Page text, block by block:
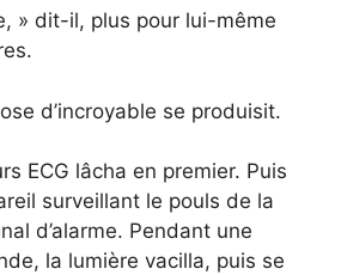
» dit-il, plus pour lui-même
d’incroyable se produisit.
ECG lâcha en premier. Puis
surveillant le pouls de la
d’alarme. Pendant une
la lumière vacilla, puis se